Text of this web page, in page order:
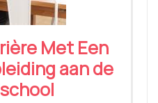
Met Een
aan de